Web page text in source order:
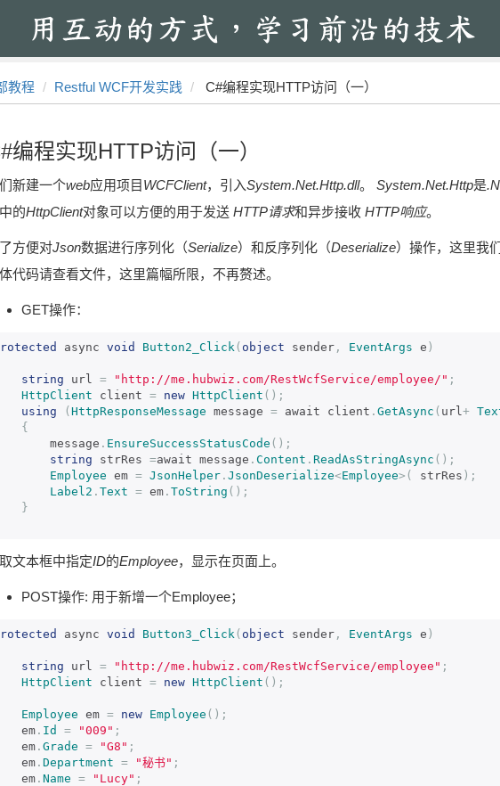
教程 Restful WCF开发实践 C#编程实现HTTP访问（一）
编程实现HTTP访问（一）
新建一个web应用项目 WCFClient，引入System.Net.Http.dll。 System.Net.Http是
的HttpClient对象可以方便的用于发送 HTTP请求和异步接收 HTTP响应。
方便对Json数据进行序列化（Serialize）和反序列化（Deserialize）操作，这里我
代码请查看文件，这里篇幅所限，不再赘述。
GET操作：
async void Button2_Click( object sender , EventArgs e )
string url = "http://me.hubwiz.com/RestWcfService/employee/" ;
HttpClient client = new HttpClient ();
using
( HttpResponseMessage message = await client . GetAsync ( url+
{
        message
. EnsureSuccessStatusCode ();
string strRes =await message . Content . ReadAsStringAsync ();
Employee em = JsonHelper . JsonDeserialize<Employee>( strRes );
Label2 . Text = em . ToString ();
}
文本框中指定ID的Employee，显示在页面上。
POST操作: 用于新增一个Employee；
async void Button3_Click( object sender , EventArgs e )
string url = "http://me.hubwiz.com/RestWcfService/employee" ;
HttpClient client = new HttpClient ();
Employee em = new Employee ();
    em
. Id = "009" ;
    em
. Grade = "G8" ;
    em
. Department = "秘书" ;
    em
. Name = "Lucy" ;